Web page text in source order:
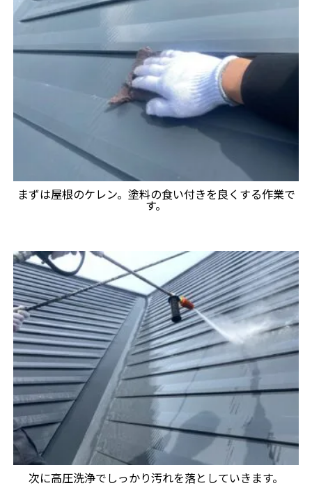
まずは屋根のケレン。塗料の食い付きを良くする作業で
す。
次に高圧洗浄でしっかり汚れを落としていきます。